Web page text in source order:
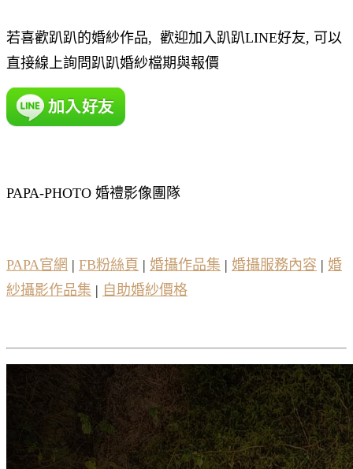
若喜歡趴趴的婚紗作品, 歡迎加入趴趴LINE好友, 可以
直接線上詢問趴趴婚紗檔期與報價
PAPA-PHOTO 婚禮影像團隊
PAPA官網 | FB粉絲頁 | 婚攝作品集 | 婚攝服務內容 | 婚
紗攝影作品集 | 自助婚紗價格